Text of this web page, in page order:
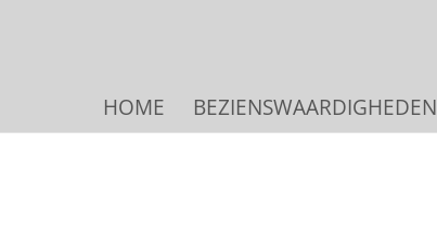
HOME BEZIENSWAARDIGHEDEN